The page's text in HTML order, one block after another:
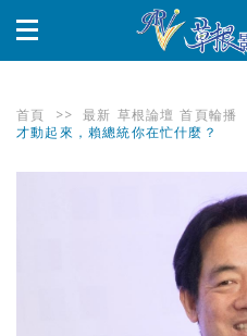
首頁 >> 最新 草根論壇 首頁輪播
才動起來，賴總統你在忙什麼？